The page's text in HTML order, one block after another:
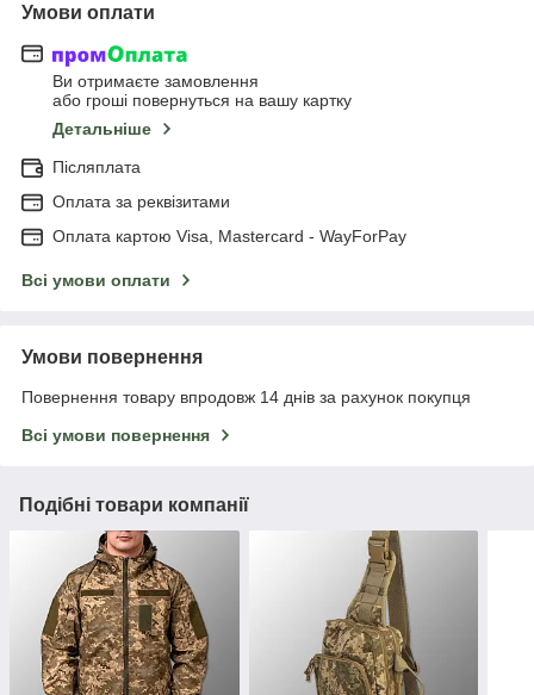
Умови оплати
Ви отримаєте замовлення
або гроші повернуться на вашу картку
Детальніше
Післяплата
Оплата за реквізитами
Оплата картою Visa, Mastercard - WayForPay
Всі умови оплати
Умови повернення
Повернення товару впродовж 14 днів за рахунок покупця
Всі умови повернення
Подібні товари компанії